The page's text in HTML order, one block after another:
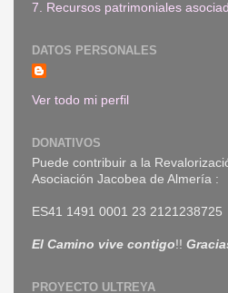
7. Recursos patrimoniales
DATOS PERSONALES
Ver todo mi perfil
DONATIVOS
Puede contribuir a la
Asociación Jacobea de Almería :
ES41 1491 0001 23 2121238725
El Camino vive contigo!!
PROYECTO ULTREYA